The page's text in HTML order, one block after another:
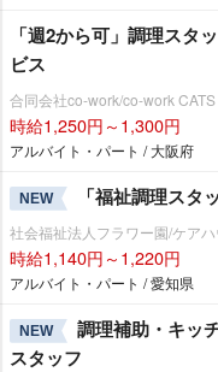
「週2から可」調理スタ
ビス
合同会社co-work/co-work CATS
時給1,250円～1,300円
アルバイト・パート / 大阪府
NEW 「福祉調理スタ
社会福祉法人フラワー園/ケア
時給1,140円～1,220円
アルバイト・パート / 愛知県
NEW
調理補助・キッ
スタッフ